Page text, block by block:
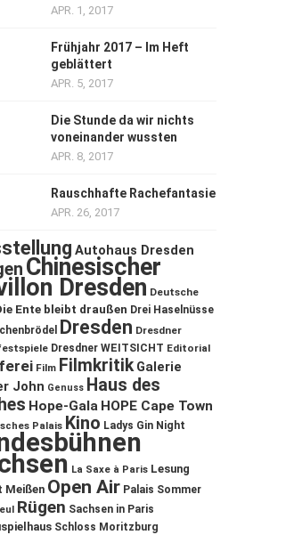
APR. 1, 2017
Frühjahr 2017 – Im Heft
geblättert
APR. 5, 2017
Die Stunde da wir nichts
voneinander wussten
APR. 8, 2017
Rauschhafte Rachefantasie
APR. 26, 2017
Autohaus Dresden
Chinesischer
Dresden Deutsche
Ente bleibt draußen Drei Haselnüsse
Dresden Dresdner
Dresdner WEITSICHT Editorial
Film Filmkritik Galerie
John Genuss Haus des
Hope-Gala HOPE Cape Town
Palais Kino Ladys Gin Night
La Saxe à Paris Lesung
Meißen Open Air Palais Sommer
Rügen Sachsen in Paris
Schloss Moritzburg